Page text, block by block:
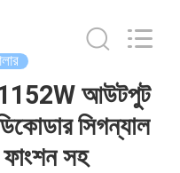
আউটপুট
সিগন্যাল
ফাংশন সহ